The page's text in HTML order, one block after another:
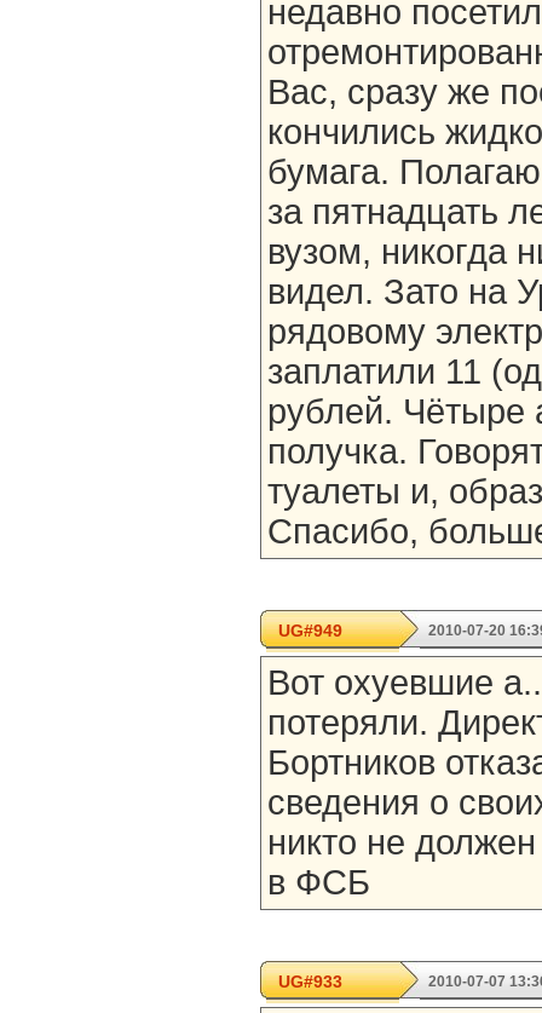
недавно
Вас, сразу же
кончились
бумага.
за пятнадцать
вузом, никогда
видел. Зато на
рядовому
заплатили 11
рублей. Чётыре
получка.
туалеты и,
Спасибо,
UG#949 2010-07-20
Вот охуевшие
потеряли.
Бортников
сведения о
никто не
в ФСБ
UG#933 2010-07-07